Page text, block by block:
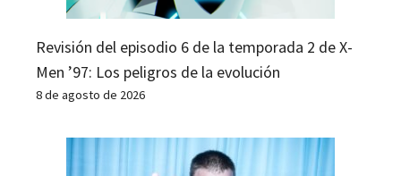
Revisión del episodio 6 de la temporada 2 de X-
Men ’97: Los peligros de la evolución
8 de agosto de 2026